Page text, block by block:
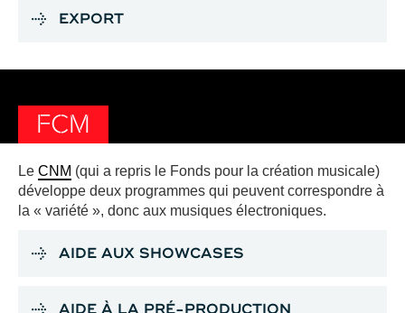
EXPORT
FCM
Le CNM (qui a repris le Fonds pour la création musicale)
développe deux programmes qui peuvent correspondre à
la « variété », donc aux musiques électroniques.
AIDE AUX SHOWCASES
AIDE À LA PRÉ-PRODUCTION